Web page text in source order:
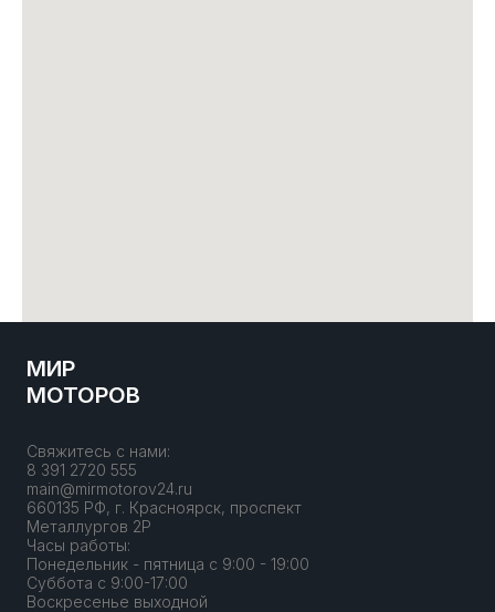
МИР
МОТОРОВ
Свяжитесь с нами:
8 391 2720 555
main@mirmotorov24.ru
660135 РФ, г. Красноярск, проспект
Металлургов 2Р
Часы работы:
Понедельник - пятница с 9:00 - 19:00
Суббота с 9:00-17:00
Воскресенье выходной